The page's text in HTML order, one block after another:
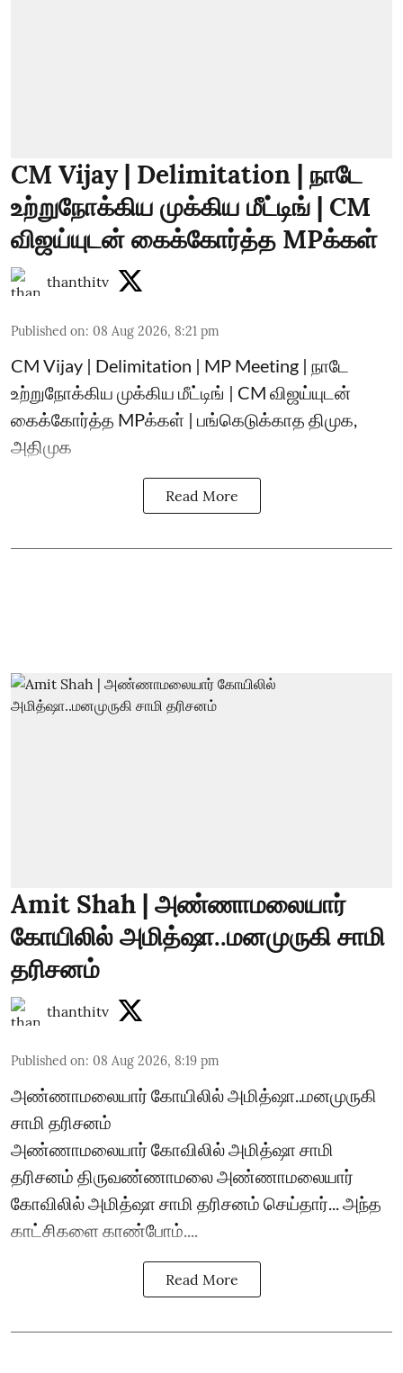
CM Vijay | Delimitation | நாடே
உற்றுநோக்கிய முக்கிய மீட்டிங் | CM
விஜய்யுடன் கைக்கோர்த்த MPக்கள்
thanthitv
Published on: 08 Aug 2026, 8:21 pm
CM Vijay | Delimitation | MP Meeting | நாடே
உற்றுநோக்கிய முக்கிய மீட்டிங் | CM விஜய்யுடன்
கைக்கோர்த்த MPக்கள் | பங்கெடுக்காத திமுக,
அதிமுக
Read More
Amit Shah | அண்ணாமலையார்
கோயிலில் அமித்ஷா..மனமுருகி சாமி
தரிசனம்
thanthitv
Published on: 08 Aug 2026, 8:19 pm
அண்ணாமலையார் கோயிலில் அமித்ஷா..மனமுருகி
சாமி தரிசனம்
அண்ணாமலையார் கோவிலில் அமித்ஷா சாமி
தரிசனம் திருவண்ணாமலை அண்ணாமலையார்
கோவிலில் அமித்ஷா சாமி தரிசனம் செய்தார்... அந்த
காட்சிகளை காண்போம்....
Read More